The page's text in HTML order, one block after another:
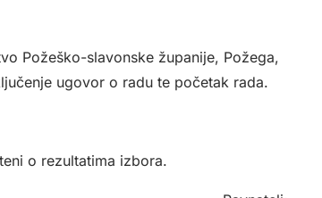
Požeško-slavonske županije, Požega,
ugovor o radu te početak rada.
o rezultatima izbora.